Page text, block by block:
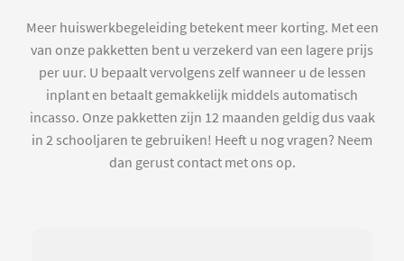
Meer huiswerkbegeleiding betekent meer korting. Met een
van onze pakketten bent u verzekerd van een lagere prijs
per uur. U bepaalt vervolgens zelf wanneer u de lessen
inplant en betaalt gemakkelijk middels automatisch
incasso. Onze pakketten zijn 12 maanden geldig dus vaak
in 2 schooljaren te gebruiken! Heeft u nog vragen? Neem
dan gerust contact met ons op.